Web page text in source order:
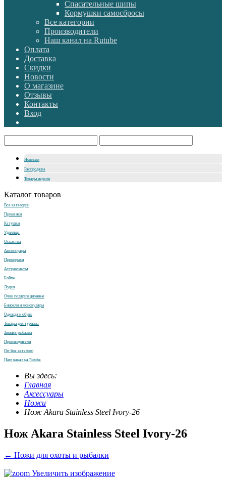
Спасательные шипы
Кормушки самосбросы
Все категории
Производители
Наш канал на Rutube
Оплата
Доставка
Скидки
Новости
О магазине
Отзывы
Контакты
Вход
Новинки
Распродажа
Товары недели
Каталог товаров
Все категории
Приманки
Катушки
Удилища
Оснастка
Аксессуары
Прикормки
Аттрактанты
Бойлы
Лодки
Очки поляризационные
Бинокли и монокуляры
Одежда и обувь
Товары для туризма
Зимняя рыбалка
Производители
On-line каталоги
Наш канал на Rutube
Вы здесь:
Главная
Аксессуары
Ножи
Нож Akara Stainless Steel Ivory-26
Нож Akara Stainless Steel Ivory-26
← Ножи для охоты и рыбалки
Увеличить изображение